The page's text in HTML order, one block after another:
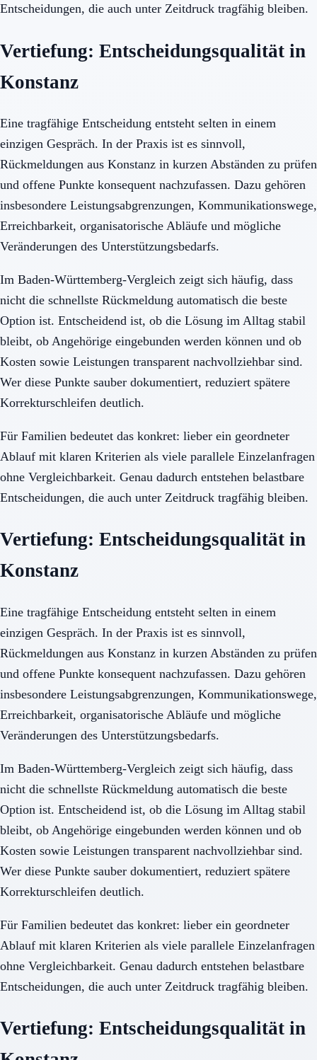
Entscheidungen, die auch unter Zeitdruck tragfähig bleiben.
Vertiefung: Entscheidungsqualität in
Konstanz
Eine tragfähige Entscheidung entsteht selten in einem
einzigen Gespräch. In der Praxis ist es sinnvoll,
Rückmeldungen aus Konstanz in kurzen Abständen zu prüfen
und offene Punkte konsequent nachzufassen. Dazu gehören
insbesondere Leistungsabgrenzungen, Kommunikationswege,
Erreichbarkeit, organisatorische Abläufe und mögliche
Veränderungen des Unterstützungsbedarfs.
Im Baden-Württemberg-Vergleich zeigt sich häufig, dass
nicht die schnellste Rückmeldung automatisch die beste
Option ist. Entscheidend ist, ob die Lösung im Alltag stabil
bleibt, ob Angehörige eingebunden werden können und ob
Kosten sowie Leistungen transparent nachvollziehbar sind.
Wer diese Punkte sauber dokumentiert, reduziert spätere
Korrekturschleifen deutlich.
Für Familien bedeutet das konkret: lieber ein geordneter
Ablauf mit klaren Kriterien als viele parallele Einzelanfragen
ohne Vergleichbarkeit. Genau dadurch entstehen belastbare
Entscheidungen, die auch unter Zeitdruck tragfähig bleiben.
Vertiefung: Entscheidungsqualität in
Konstanz
Eine tragfähige Entscheidung entsteht selten in einem
einzigen Gespräch. In der Praxis ist es sinnvoll,
Rückmeldungen aus Konstanz in kurzen Abständen zu prüfen
und offene Punkte konsequent nachzufassen. Dazu gehören
insbesondere Leistungsabgrenzungen, Kommunikationswege,
Erreichbarkeit, organisatorische Abläufe und mögliche
Veränderungen des Unterstützungsbedarfs.
Im Baden-Württemberg-Vergleich zeigt sich häufig, dass
nicht die schnellste Rückmeldung automatisch die beste
Option ist. Entscheidend ist, ob die Lösung im Alltag stabil
bleibt, ob Angehörige eingebunden werden können und ob
Kosten sowie Leistungen transparent nachvollziehbar sind.
Wer diese Punkte sauber dokumentiert, reduziert spätere
Korrekturschleifen deutlich.
Für Familien bedeutet das konkret: lieber ein geordneter
Ablauf mit klaren Kriterien als viele parallele Einzelanfragen
ohne Vergleichbarkeit. Genau dadurch entstehen belastbare
Entscheidungen, die auch unter Zeitdruck tragfähig bleiben.
Vertiefung: Entscheidungsqualität in